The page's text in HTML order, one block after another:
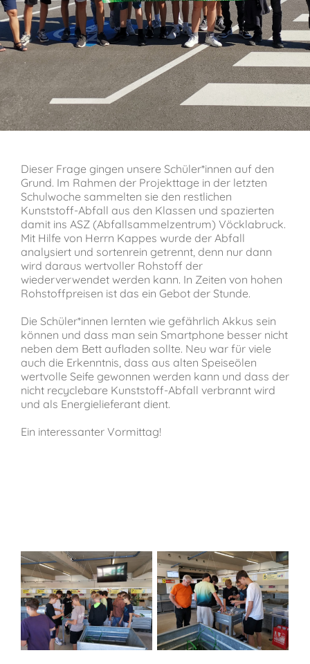
Verein der Freunde
Jobs
Absolventenverband
Dieser Frage gingen unsere Schüler*innen auf den
Grund. Im Rahmen der Projekttage in der letzten
Schulwoche sammelten sie den restlichen
Kunststoff-Abfall aus den Klassen und spazierten
damit ins ASZ (Abfallsammelzentrum) Vöcklabruck.
Mit Hilfe von Herrn Kappes wurde der Abfall
analysiert und sortenrein getrennt, denn nur dann
wird daraus wertvoller Rohstoff der
wiederverwendet werden kann. In Zeiten von hohen
Rohstoffpreisen ist das ein Gebot der Stunde.
Die Schüler*innen lernten wie gefährlich Akkus sein
können und dass man sein Smartphone besser nicht
neben dem Bett aufladen sollte. Neu war für viele
auch die Erkenntnis, dass aus alten Speiseölen
wertvolle Seife gewonnen werden kann und dass der
nicht recyclebare Kunststoff-Abfall verbrannt wird
und als Energielieferant dient.
Ein interessanter Vormittag!